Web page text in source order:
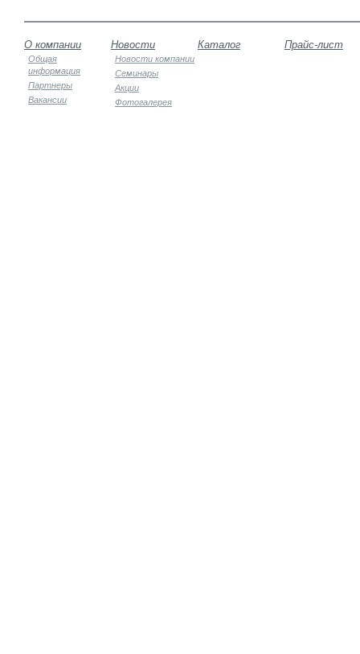
О компании
Общая
информация
Партнеры
Вакансии
Новости
Новости компании
Семинары
Акции
Фотогалерея
Каталог Прайс-лист